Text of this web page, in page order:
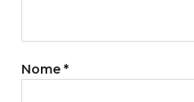
Nome *